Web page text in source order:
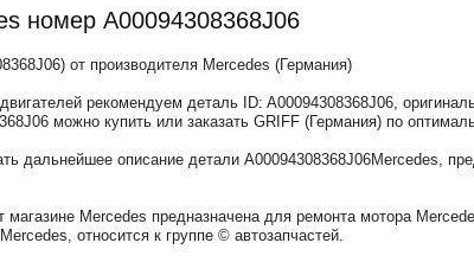
номер A00094308368J06
от производителя Mercedes (Германия)
рекомендуем деталь ID: A00094308368J06,
можно купить или заказать GRIFF (Германия) по
дальнейшее описание детали A00094308368J06Mercedes,
Mercedes предназначена для ремонта мотора
относится к группе © автозапчастей.